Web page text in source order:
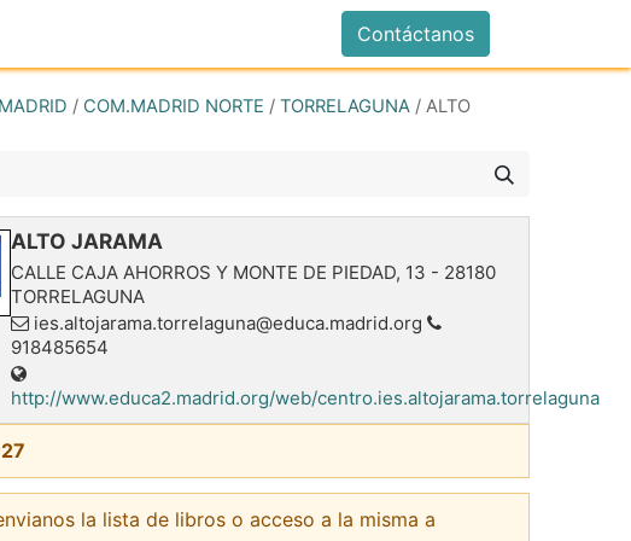
Contáctanos
/ COM.MADRID NORTE / TORRELAGUNA / ALTO
ALTO JARAMA
CALLE CAJA AHORROS Y MONTE DE PIEDAD, 13 - 28180
TORRELAGUNA
ies.altojarama.torrelaguna@educa.madrid.org
918485654
http://www.educa2.madrid.org/web/centro.ies.altojarama.torrelaguna
la lista de libros o acceso a la misma a